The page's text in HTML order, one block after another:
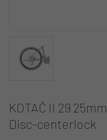
KOTAČ II 29
Disc-centerlock